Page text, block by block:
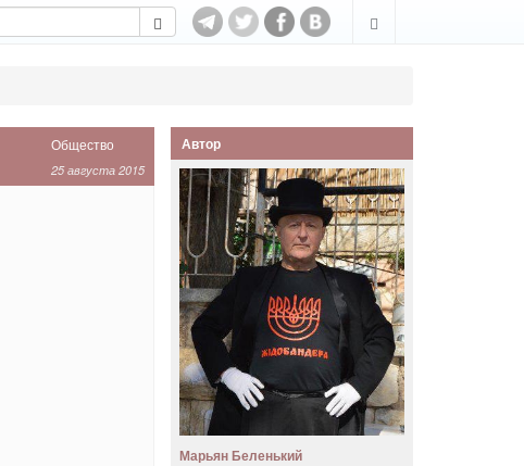
Общество
25 августа 2015
Автор
Марьян Беленький